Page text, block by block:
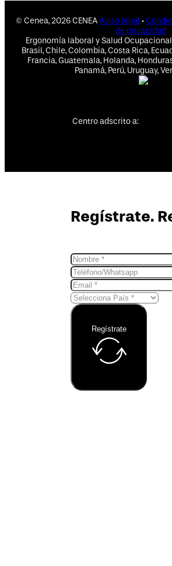
© Cenea, 2026 CENEAAviso legal ·
de privacidad
Ergonomía laboral y Salud
Brasil, Chile, Colombia, Costa Rica,
Francia, Guatemala, Holanda,
Panamá, Perú, Uruguay,
Centro adscrito a:
Regístrate.
Regístrate